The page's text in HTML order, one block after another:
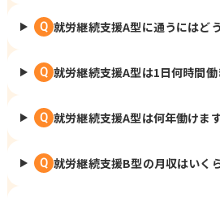
Q 就労継続支援A型に通うにはど
Q 就労継続支援A型は1日何時間働
Q 就労継続支援A型は何年働けま
Q 就労継続支援B型の月収はいく